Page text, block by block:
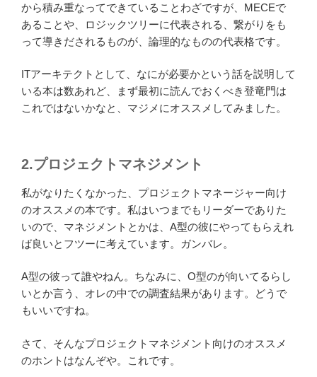
から積み重なってできていることわざですが、MECEで
あることや、ロジックツリーに代表される、繋がりをも
って導きだされるものが、論理的なものの代表格です。
ITアーキテクトとして、なにが必要かという話を説明して
いる本は数あれど、まず最初に読んでおくべき登竜門は
これではないかなと、マジメにオススメしてみました。
2.プロジェクトマネジメント
私がなりたくなかった、プロジェクトマネージャー向け
のオススメの本です。私はいつまでもリーダーでありた
いので、マネジメントとかは、A型の彼にやってもらえれ
ば良いとフツーに考えています。ガンバレ。
A型の彼って誰やねん。ちなみに、O型のが向いてるらし
いとか言う、オレの中での調査結果があります。どうで
もいいですね。
さて、そんなプロジェクトマネジメント向けのオススメ
のホントはなんぞや。これです。